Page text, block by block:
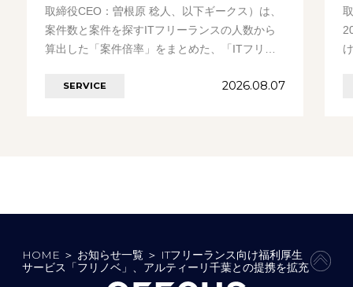
取締役CEO：曽根原 稔人、以下ギークス）は、
案件数と案件を探すITフリーランスの人数から
算出した「案件倍率」をまとめた、「ITフリー
今………の続きを見る
SERVICE 2026.08.07
HOME ＞ お知らせ一覧＞ ITフリーランス向け福利厚生
サービス「フリノベ」、アルティーリ千葉との提携を拡充